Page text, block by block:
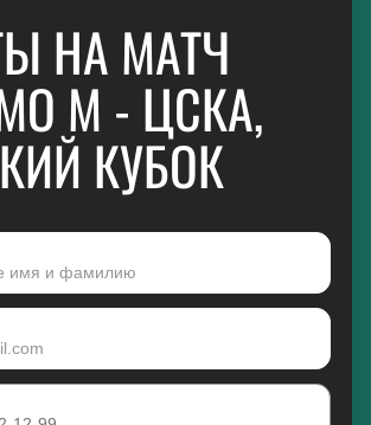
НА МАТЧ
М - ЦСКА,
КУБОК